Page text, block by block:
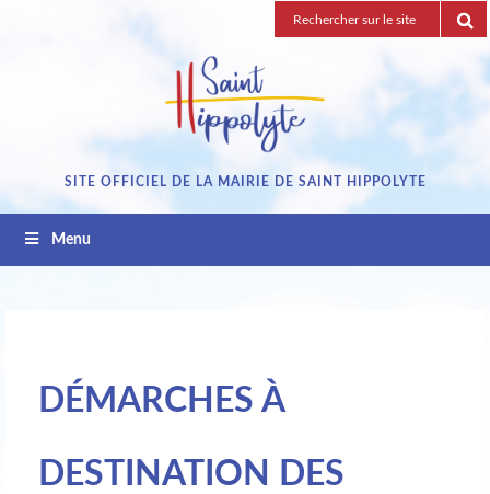
Recherche
pour
SITE OFFICIEL DE LA MAIRIE DE SAINT HIPPOLYTE
Menu
DÉMARCHES À
DESTINATION DES